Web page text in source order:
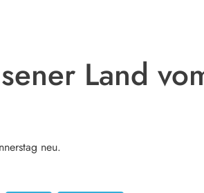
Land
neu.